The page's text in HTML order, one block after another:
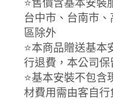
台中市、台南市
區除外
⭐️本商品贈送基
行退費，本公司
⭐️基本安裝不包
材費用需由客自行